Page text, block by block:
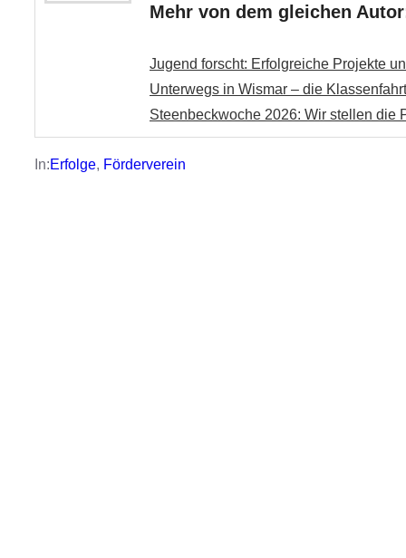
Mehr von dem gleichen
Jugend forscht: Erfolgreiche Projekte
Unterwegs in Wismar – die
Steenbeckwoche 2026: Wir stellen die
In:Erfolge, Förderverein